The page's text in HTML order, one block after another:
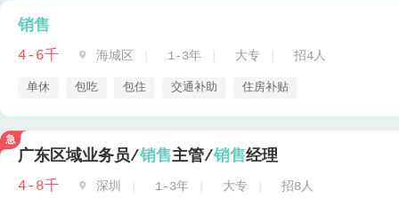
销售
4-6千  海城区 1-3年 大专 招4人
单休 包吃 包住 交通补助 住房补贴
广东区域业务员/销售主管/销售经理
4-8千  深圳 1-3年 大专 招8人